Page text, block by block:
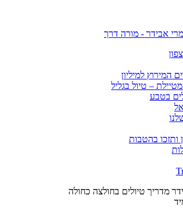
המירוץ למיליון
– טיול בגליל
בטבע
בהטבות